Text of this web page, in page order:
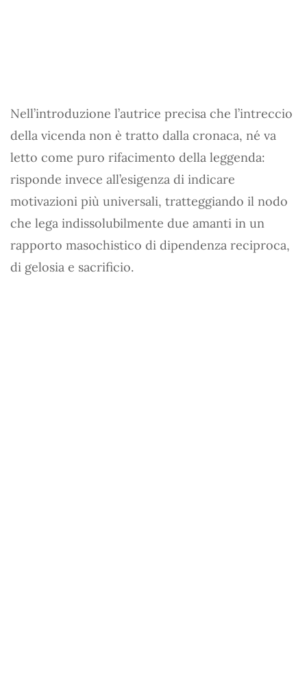
Nell’introduzione l’autrice precisa che l’intreccio
della vicenda non è tratto dalla cronaca, né va
letto come puro rifacimento della leggenda:
risponde invece all’esigenza di indicare
motivazioni più universali, tratteggiando il nodo
che lega indissolubilmente due amanti in un
rapporto masochistico di dipendenza reciproca,
di gelosia e sacrificio.